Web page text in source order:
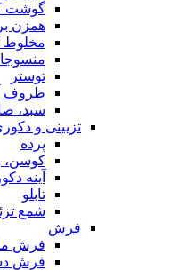
گوشت
همزن
مخلوط
توستر
ظروف
سبد،
تزیینی و
پرده
کوسن،
آینه
تابلو
شمع
فرش
فرش
فرش